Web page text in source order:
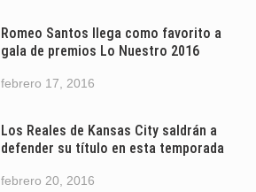
Romeo Santos llega como favorito a
gala de premios Lo Nuestro 2016
febrero 17, 2016
Los Reales de Kansas City saldrán a
defender su título en esta temporada
febrero 20, 2016